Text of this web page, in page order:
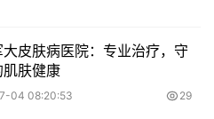
皮肤病医院：专业治疗，守
肤健康
04 08:20:53 29